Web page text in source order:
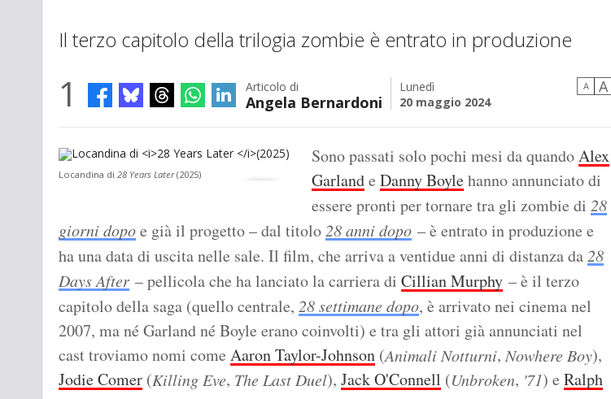
Il terzo capitolo della trilogia zombie è entrato in produzione
1 Articolo di
Angela Bernardoni
Lunedì
20 maggio 2024
A A
Locandina di 28 Years Later(2025)
Sono passati solo pochi mesi da quandoAlex
Garlande Danny Boylehanno annunciato di
essere pronti per tornare tra gli zombie di 28
giorni dopoe già il progetto – dal titolo28 anni dopo – è entrato in produzione e
ha una data di uscita nelle sale. Il film, che arriva a ventidue anni di distanza da28
Days After – pellicola che ha lanciato la carriera di Cillian Murphy – è il terzo
capitolo della saga (quello centrale, 28 settimane dopo, è arrivato nei cinema nel
2007, ma né Garland né Boyle erano coinvolti) e tra gli attori già annunciati nel
cast troviamo nomi come Aaron Taylor-Johnson (Animali Notturni, Nowhere Boy),
Jodie Comer (Killing Eve, The Last Duel), Jack O'Connell (Unbroken, '71) e Ralph